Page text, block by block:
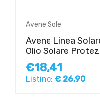
Avene Sole
Avene Linea
Olio Solare
€18,41
Listino: € 26,90